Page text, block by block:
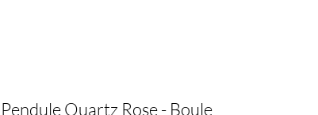
Pendule Quartz Rose - Boule